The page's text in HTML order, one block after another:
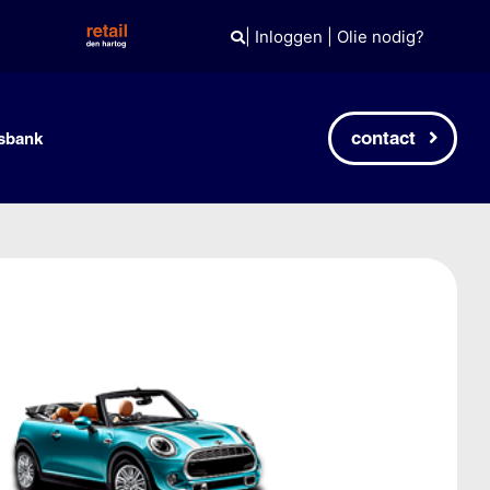
| Inloggen Olie nodig?
contact